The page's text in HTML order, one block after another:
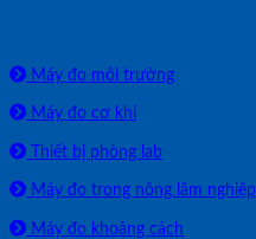
Máy đo môi trường
Máy đo cơ khí
Thiết bị phòng lab
Máy đo trong nông lâm nghiệp
Máy đo khoảng cách